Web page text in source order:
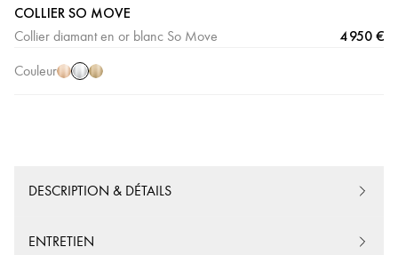
COLLIER SO MOVE
Collier diamant en or blanc So Move 4 950 €
Couleur
Or
Or
Blanc
Or
DESCRIPTION & DÉTAILS
ENTRETIEN